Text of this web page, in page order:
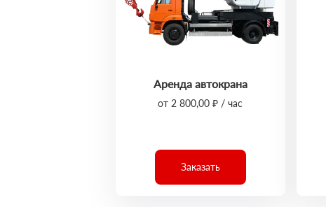
Аренда автокрана
от 2 800,00 ₽ / час
Заказать